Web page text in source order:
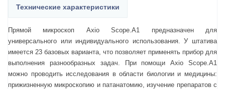
Технические характеристики
Прямой микроскоп Axio Scope.A1 предназначен для
универсального или индивидуального использования. У штатива
имеется 23 базовых варианта, что позволяет применять прибор для
выполнения разнообразных задач. При помощи Axio Scope.A1
можно проводить исследования в области биологии и медицины:
прижизненную микроскопию и патанатомию, изучение препаратов с